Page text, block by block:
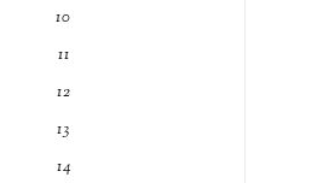
10
11
12
13
14